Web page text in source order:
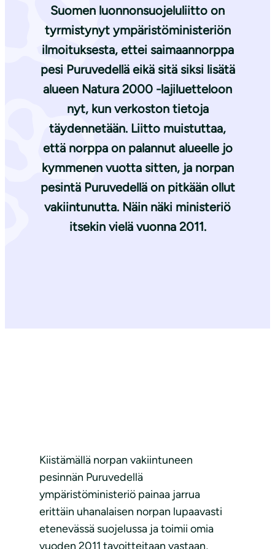
Suomen luonnonsuojeluliitto on
tyrmistynyt ympäristöministeriön
ilmoituksesta, ettei saimaannorppa
pesi Puruvedellä eikä sitä siksi lisätä
alueen Natura 2000 -lajiluetteloon
nyt, kun verkoston tietoja
täydennetään. Liitto muistuttaa,
että norppa on palannut alueelle jo
kymmenen vuotta sitten, ja norpan
pesintä Puruvedellä on pitkään ollut
vakiintunutta. Näin näki ministeriö
itsekin vielä vuonna 2011.
Kiistämällä norpan vakiintuneen
pesinnän Puruvedellä
ympäristöministeriö painaa jarrua
erittäin uhanalaisen norpan lupaavasti
etenevässä suojelussa ja toimii omia
vuoden 2011 tavoitteitaan vastaan,